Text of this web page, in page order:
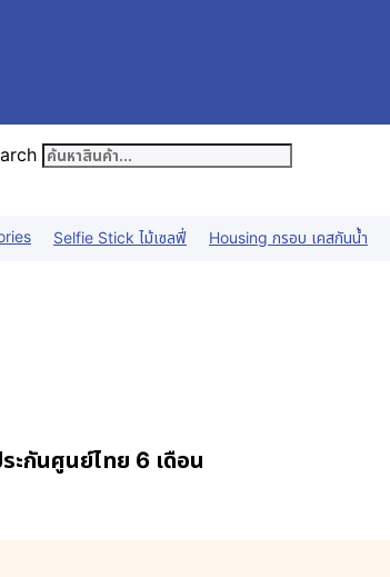
Selfie Stick ไม้เซลฟี่ Housing กรอบ เคสกันน้ำ
ะกันศูนย์ไทย 6 เดือน